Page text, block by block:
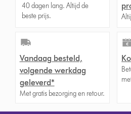
40 dagen lang. Altijd de
beste prijs.
Vandaag besteld,
volgende werkdag
geleverd*
Met gratis bezorging en retour.